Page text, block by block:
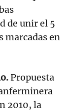
de unir el 5
marcadas en
Propuesta
2010, la